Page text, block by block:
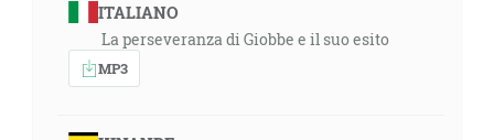
ITALIANO
La perseveranza di Giobbe e il suo esito
MP3